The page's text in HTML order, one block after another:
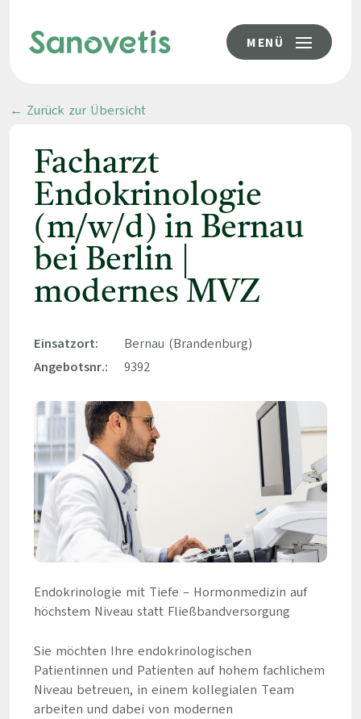
MENÜ
← Zurück zur Übersicht
Facharzt
Endokrinologie
(m/w/d) in Bernau
bei Berlin |
modernes MVZ
Einsatzort:
Bernau (Brandenburg)
Angebotsnr.:
9392
Endokrinologie mit Tiefe – Hormonmedizin auf
höchstem Niveau statt Fließbandversorgung
Sie möchten Ihre endokrinologischen
Patientinnen und Patienten auf hohem fachlichem
Niveau betreuen, in einem kollegialen Team
arbeiten und dabei von modernen